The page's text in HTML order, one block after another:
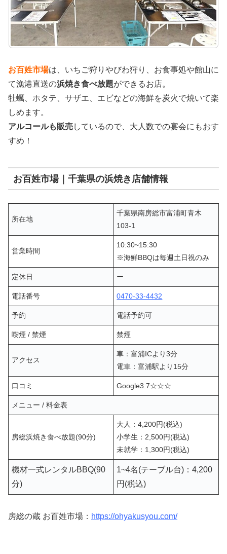
お百姓市場は、いちご狩りやびわ狩り、お食事処や館山に
て漁港直送の浜焼き食べ放題ができるお店。
牡蠣、ホタテ、サザエ、エビなどの海鮮を炭火で焼いて楽
しめます。
アルコールも販売しているので、大人数での宴会にもおす
すめ！
お百姓市場｜千葉県の浜焼き店舗情報
所在地
千葉県南房総市富浦町青木
103-1
営業時間
10:30~15:30
※海鮮BBQは毎週土日祝のみ
定休日 ー
電話番号 0470-33-4432
予約 電話予約可
喫煙 / 禁煙 禁煙
アクセス
車：富浦ICより3分
電車：富浦駅より15分
口コミ Google3.7☆☆☆
メニュー / 料金表
房総浜焼き食べ放題(90分)
大人：4,200円(税込)
小学生：2,500円(税込)
未就学：1,300円(税込)
機材一式レンタルBBQ(90
分)
1~4名(テーブル台)：4,200
円(税込)
房総の蔵 お百姓市場： https://ohyakusyou.com/